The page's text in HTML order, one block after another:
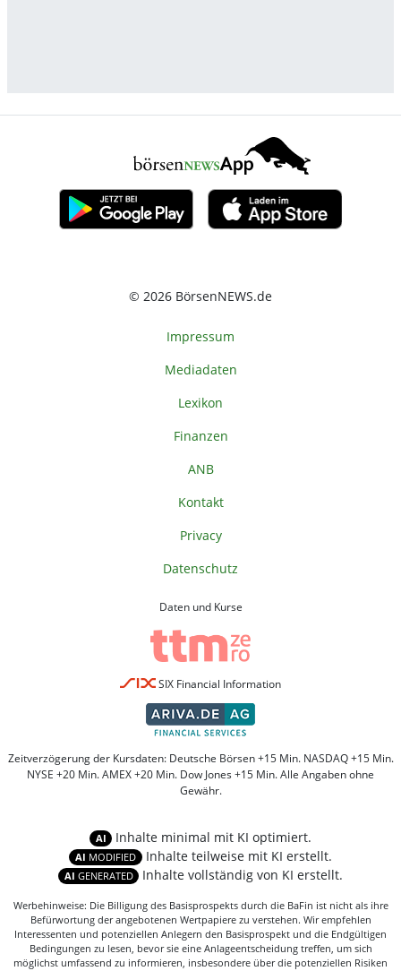
© 2026 BörsenNEWS.de
Impressum
Mediadaten
Lexikon
Finanzen
ANB
Kontakt
Privacy
Datenschutz
Daten und Kurse
SIX Financial Information
Zeitverzögerung der Kursdaten: Deutsche Börsen +15 Min. NASDAQ +15 Min.
NYSE +20 Min. AMEX +20 Min. Dow Jones +15 Min. Alle Angaben ohne
Gewähr.
AI Inhalte minimal mit KI optimiert.
AI MODIFIED Inhalte teilweise mit KI erstellt.
AI GENERATED Inhalte vollständig von KI erstellt.
Werbehinweise: Die Billigung des Basisprospekts durch die BaFin ist nicht als ihre
Befürwortung der angebotenen Wertpapiere zu verstehen. Wir empfehlen
Interessenten und potenziellen Anlegern den Basisprospekt und die Endgültigen
Bedingungen zu lesen, bevor sie eine Anlageentscheidung treffen, um sich
möglichst umfassend zu informieren, insbesondere über die potenziellen Risiken